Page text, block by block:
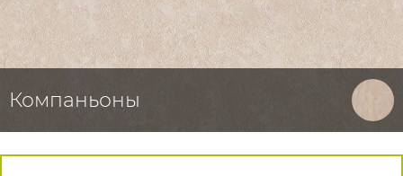
Компаньоны